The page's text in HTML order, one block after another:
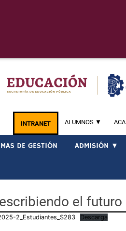
ALUMNOS ▼
INTRANET
DE GESTIÓN ADMISIÓN ▼
el
2_Estudiantes_S283 Descarga